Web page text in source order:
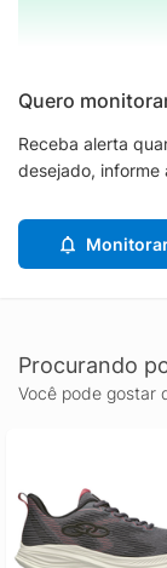
Quero
Receba alerta
desejado, informe
Procurando
Você pode gostar